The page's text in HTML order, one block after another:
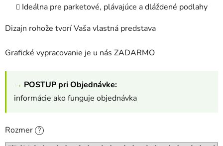
Ideálna pre parketové, plávajúce a dláždené podlahy
Dizajn rohože tvorí Vaša vlastná predstava
Grafické vypracovanie je u nás ZADARMO
→ POSTUP pri Objednávke:
informácie ako funguje objednávka
Rozmer ?